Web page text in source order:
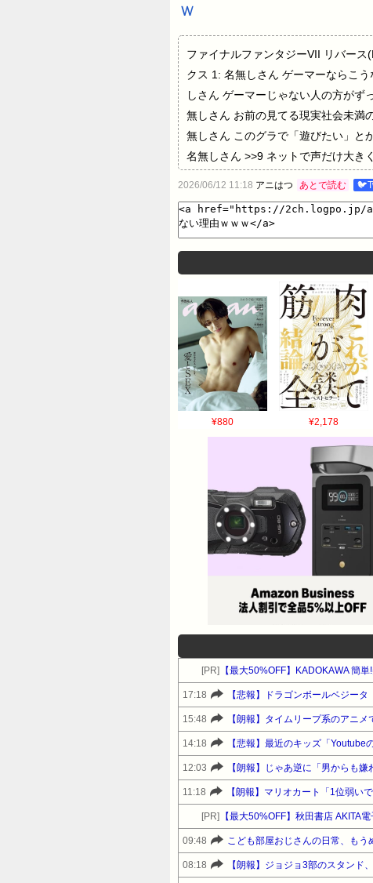
ｗ
ファイナルファンタジーVII リバー
クス 1: 名無しさん ゲーマーならこ
しさん ゲーマーじゃない人の方がず
無しさん お前の見てる現実社会未満
無しさん このグラで「遊びたい」と
名無しさん >>9 ネットで声だけ大き
も、その場だけ口だけで大して興味
2026/06/12 11:18 アニはつ あとで読む
¥880 ¥2,178
[PR] 【最大50%OFF】KADOKAWA 簡
17:18 【悲報】ドラゴンボールベジー
15:48 【朗報】タイムリープ系のアニ
14:18 【悲報】最近のキッズ「
12:03 【朗報】じゃあ逆に「男からも
11:18 【朗報】マリオカート「1位弱い
[PR] 【最大50%OFF】秋田書店 AKITA
09:48 こども部屋おじさんの日常、もう
08:18 【朗報】ジョジョ3部のスタンド